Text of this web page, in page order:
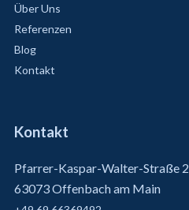
Über Uns
Referenzen
Blog
Kontakt
Kontakt
Pfarrer-Kaspar-Walter-Straße 2
63073 Offenbach am Main